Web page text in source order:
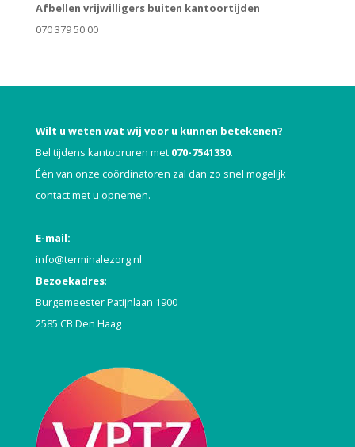
Afbellen vrijwilligers buiten kantoortijden
070 379 50 00
Wilt u weten wat wij voor u kunnen betekenen?
Bel tijdens kantooruren met 070-7541330.
Één van onze coördinatoren zal dan zo snel mogelijk
contact met u opnemen.
E-mail:
info@terminalezorg.nl
Bezoekadres:
Burgemeester Patijnlaan 1900
2585 CB Den Haag